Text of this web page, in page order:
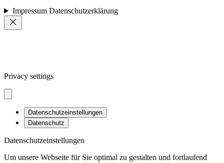
Impressum Datenschutzerklärung
Privacy settings
Datenschutzeinstellungen
Datenschutz
Datenschutzeinstellungen
Um unsere Webseite für Sie optimal zu gestalten und fortlaufend